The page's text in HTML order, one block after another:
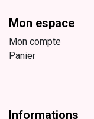
Mon espace
Mon compte
Panier
Informations